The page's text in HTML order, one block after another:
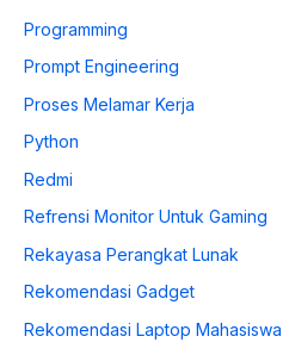
Programming
Prompt Engineering
Proses Melamar Kerja
Python
Redmi
Refrensi Monitor Untuk Gaming
Rekayasa Perangkat Lunak
Rekomendasi Gadget
Rekomendasi Laptop Mahasiswa